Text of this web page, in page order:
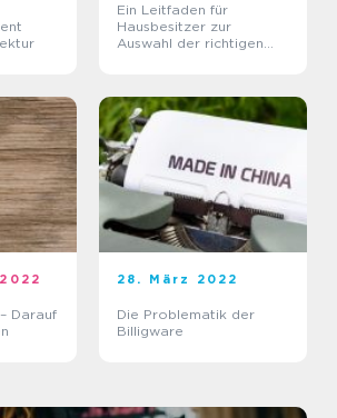
Ein Leitfaden für
Hausbesitzer zur
Auswahl der richtigen
Darauf
28. März 2022
Die Problematik der
Billigware